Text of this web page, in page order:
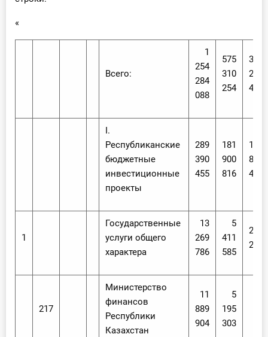
Тестирование для
«
Всего:
1
254
284
088
575
310
254
384
220
484
I.
Республиканские
бюджетные
инвестиционные
проекты
289
390
455
181
900
816
141
839
478
1
Государственные
услуги общего
характера
13
269
786
5
411
585
216
282
217
Министерство
финансов
Республики
Казахстан
11
889
904
5
195
303